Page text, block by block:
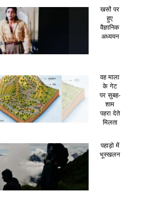
खसों पर
हुए
वैज्ञानिक
अध्ययन
वह माला
के गेट
पर सुबह-
शाम
पहरा देते
मिलता
पहाड़ो में
भूस्खलन